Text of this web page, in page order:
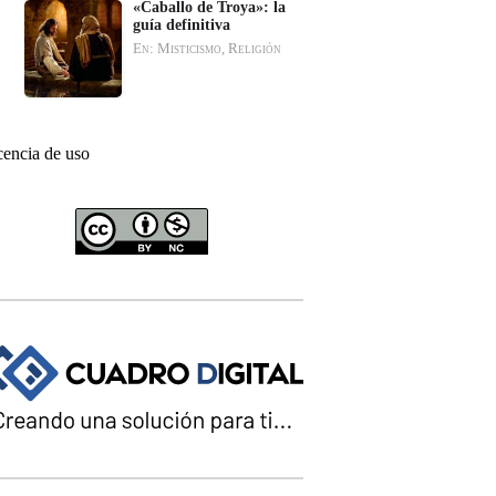
«Caballo de Troya»: la
guía definitiva
En: Misticismo, Religión
de uso